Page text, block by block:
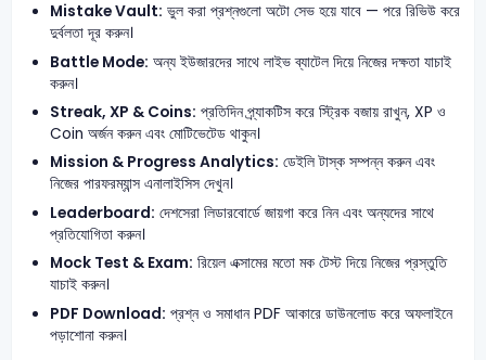
Mistake Vault: ভুল করা প্রশ্নগুলো অটো সেভ হয়ে যাবে — পরে রিভিউ করে
দুর্বলতা দূর করুন।
Battle Mode: অন্য ইউজারদের সাথে লাইভ ব্যাটেল দিয়ে নিজের দক্ষতা যাচাই
করুন।
Streak, XP & Coins: প্রতিদিন প্র্যাকটিস করে স্ট্রিক বজায় রাখুন, XP ও
Coin অর্জন করুন এবং মোটিভেটেড থাকুন।
Mission & Progress Analytics: ডেইলি টাস্ক সম্পন্ন করুন এবং
নিজের পারফরম্যান্স এনালাইসিস দেখুন।
Leaderboard: দেশসেরা লিডারবোর্ডে জায়গা করে নিন এবং অন্যদের সাথে
প্রতিযোগিতা করুন।
Mock Test & Exam: রিয়েল এক্সামের মতো মক টেস্ট দিয়ে নিজের প্রস্তুতি
যাচাই করুন।
PDF Download: প্রশ্ন ও সমাধান PDF আকারে ডাউনলোড করে অফলাইনে
পড়াশোনা করুন।